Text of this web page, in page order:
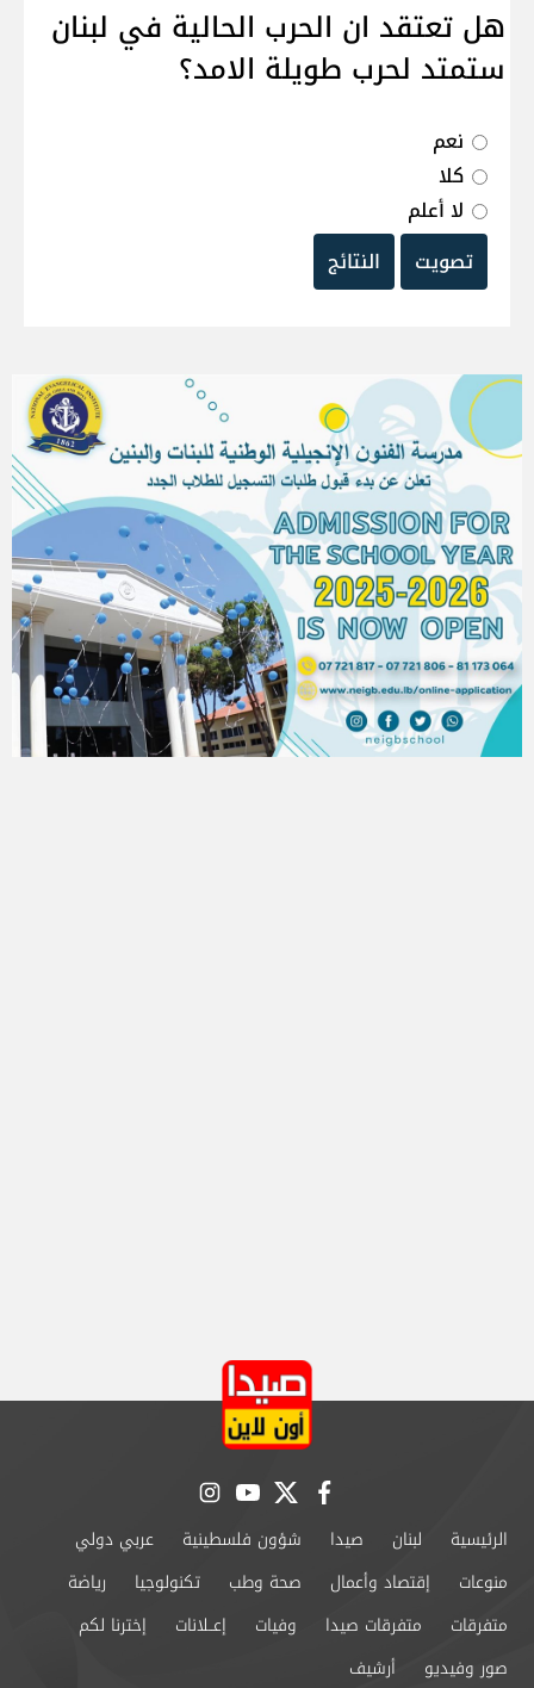
هل تعتقد ان الحرب الحالية في لبنان
ستمتد لحرب طويلة الامد؟
نعم
كلا
لا أعلم
تصويت
النتائج
facebook
twitter
youtube
instagram
الرئيسية لبنان صيدا شؤون فلسطينية
عربي دولي
منوعات
إقتصاد وأعمال صحة وطب تكنولوجيا
رياضة
متفرقات
متفرقات صيدا وفيات إعــلانات
إخترنا لكم
صور وفيديو
أرشيف